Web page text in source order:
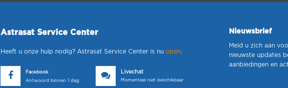
Astrasat Service Center
Heeft u onze hulp nodig? Astrasat Service Center is nu open.
Facebook
Antwoord binnen 1 dag
Livechat
Momenteel niet beschikbaar
Nieuwsbrief
Meld u zich aan
nieuwste updates
aanbiedingen en